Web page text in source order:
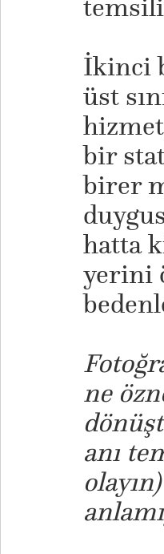
temsili
İkinci
üst
bir
birer
hatta
yerini
ne
anı